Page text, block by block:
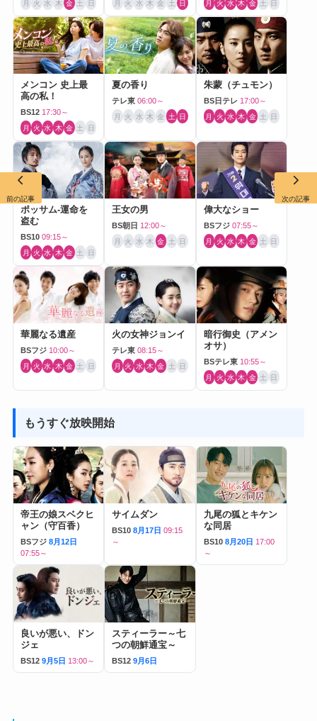
月 火 水 木 金 土 日 月 火 水 木 金 土 日 月 火 水 木 金 土 日
メンコン 史上最
高の私！
BS12 17:30～
月 火 水 木 金 土 日
夏の香り
テレ東 06:00～
月 火 水 木 金 土 日
朱蒙（チュモン）
BS日テレ 17:00～
月 火 水 木 金 土 日
ポッサム-運命を
盗む
BS10 09:15～
月 火 水 木 金 土 日
王女の男
BS朝日 12:00～
月 火 水 木 金 土 日
偉大なショー
BSフジ 07:55～
月 火 水 木 金 土 日
華麗なる遺産
BSフジ 10:00～
月 火 水 木 金 土 日
火の女神ジョンイ
テレ東 08:15～
月 火 水 木 金 土 日
暗行御史（アメン
オサ）
BSテレ東 10:55～
月 火 水 木 金 土 日
もうすぐ放映開始
帝王の娘スベクヒ
ャン（守百香）
BSフジ 8月12日
07:55～
サイムダン
BS10 8月17日 09:15
～
九尾の狐とキケン
な同居
BS10 8月20日 17:00
～
良いが悪い、ドン
ジェ
BS12 9月5日 13:00～
スティーラー～七
つの朝鮮通宝～
BS12 9月6日
前の記事 次の記事